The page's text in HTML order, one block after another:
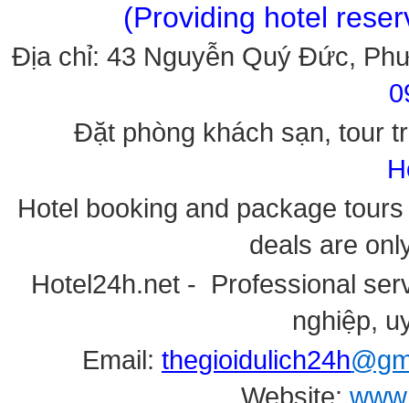
(Providing hotel
Địa chỉ: 43 Nguyễn Quý Đức,
Đặt phòng khách sạn, tour
Hotel booking and package
deals are
Hotel24h.net - Professional
nghiệp,
Email: thegioidulich24h
Website: